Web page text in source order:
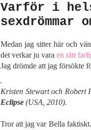
Varför i
sexdrömmar
Medan jag sitter här och
det verkar ju vara en rätt
Jag drömde att jag försökte
Kristen Stewart och Robert
Eclipse (USA, 2010).
Tror att jag var Bella